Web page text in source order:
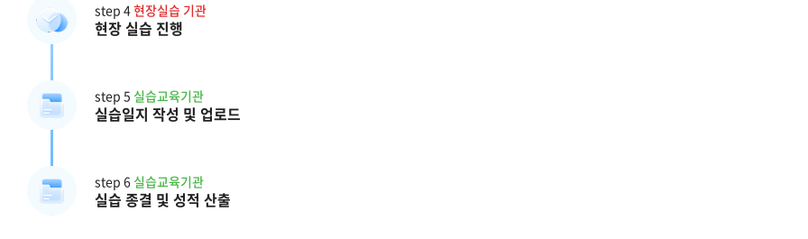
step 4현장실습 기관
현장 실습 진행
step 5 실습교육기관
실습일지 작성 및 업로드
step 6 실습교육기관
실습 종결 및 성적 산출